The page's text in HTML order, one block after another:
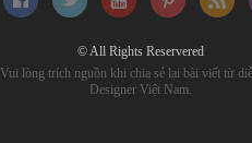
© All Rights Reservered
Vui lòng trích nguồn khi chia sẻ lại bài viết từ
Designer Việt Nam.